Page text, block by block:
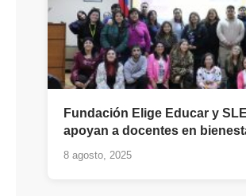
Fundación Elige Educar y
apoyan a docentes en
8 agosto, 2025